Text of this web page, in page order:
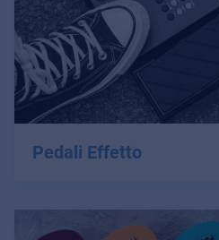
Pedali Effetto